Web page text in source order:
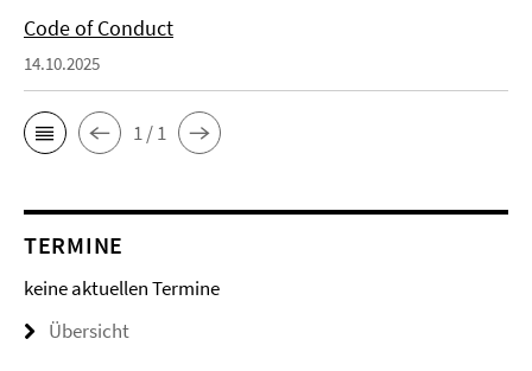
Code of Conduct
14.10.2025
1 / 1
TERMINE
keine aktuellen Termine
Übersicht